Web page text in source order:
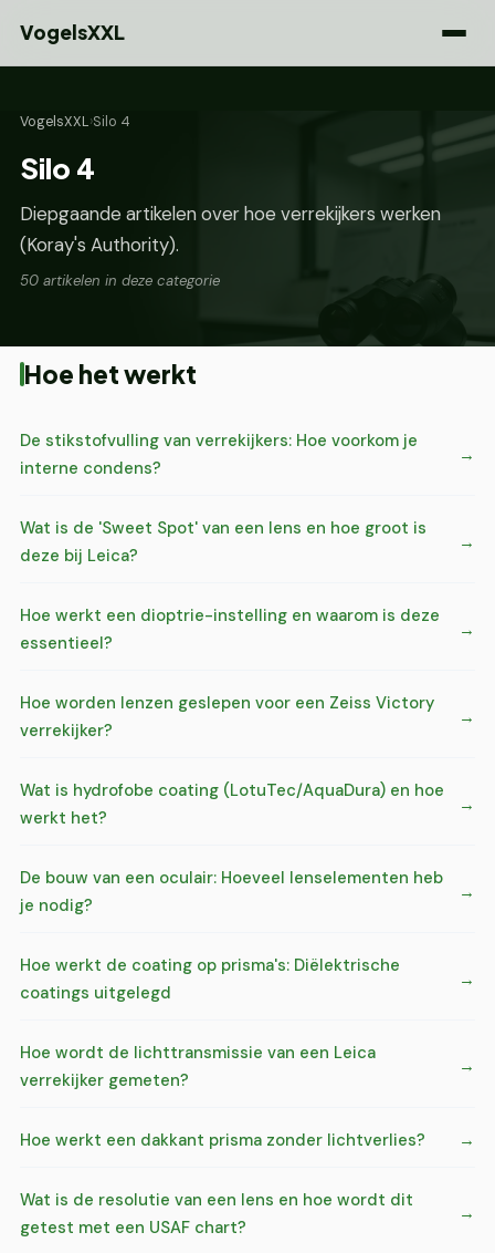
VogelsXXL
VogelsXXL›Silo 4
Silo 4
Diepgaande artikelen over hoe verrekijkers werken
(Koray's Authority).
50 artikelen in deze categorie
Hoe het werkt
De stikstofvulling van verrekijkers: Hoe voorkom je
interne condens?
Wat is de 'Sweet Spot' van een lens en hoe groot is
deze bij Leica?
Hoe werkt een dioptrie-instelling en waarom is deze
essentieel?
Hoe worden lenzen geslepen voor een Zeiss Victory
verrekijker?
Wat is hydrofobe coating (LotuTec/AquaDura) en hoe
werkt het?
De bouw van een oculair: Hoeveel lenselementen heb
je nodig?
Hoe werkt de coating op prisma's: Diëlektrische
coatings uitgelegd
Hoe wordt de lichttransmissie van een Leica
verrekijker gemeten?
Hoe werkt een dakkant prisma zonder lichtverlies?
Wat is de resolutie van een lens en hoe wordt dit
getest met een USAF chart?